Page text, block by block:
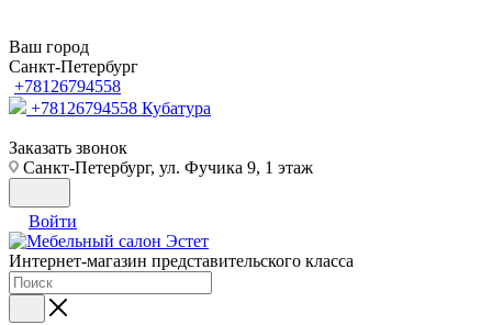
Ваш город
Санкт-Петербург
+78126794558
+78126794558 Кубатура
Заказать звонок
Санкт-Петербург, ул. Фучика 9, 1 этаж
Войти
Интернет-магазин представительского класса